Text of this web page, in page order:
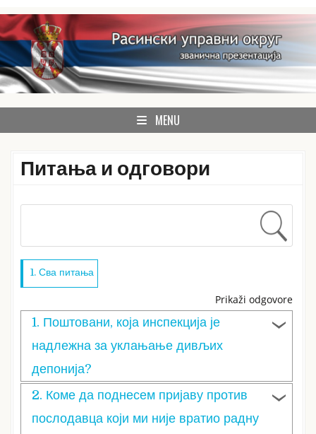
Skip
to
content
Расински округ
званична презентација Расинског управног округа
MENU
Питања и одговори
1. Сва питања
Prikaži odgovore
1. Поштовани, која инспекција је
надлежна за уклањање дивљих
депонија?
2. Коме да поднесем пријаву против
послодавца који ми није вратио радну